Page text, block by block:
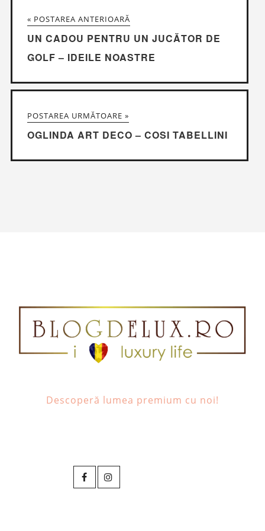
« POSTAREA ANTERIOARĂ
UN CADOU PENTRU UN JUCĂTOR DE
GOLF – IDEILE NOASTRE
POSTAREA URMĂTOARE »
OGLINDA ART DECO – COSI TABELLINI
Descoperă lumea premium cu noi!